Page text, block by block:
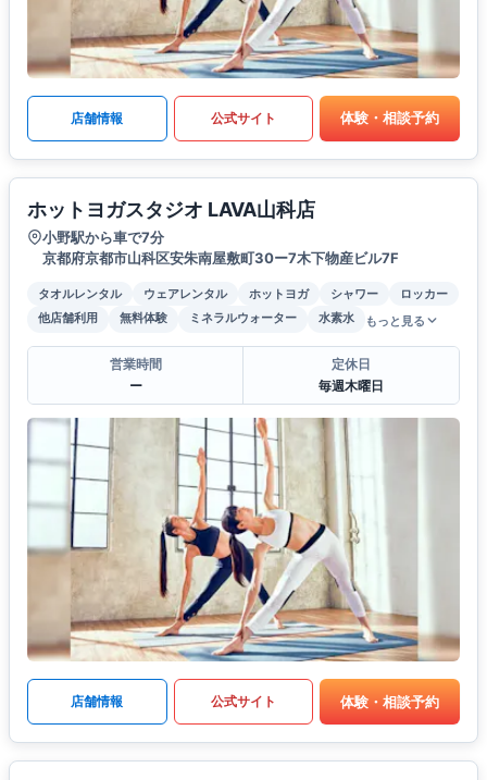
店舗情報 公式サイト 体験・相談予約
ホットヨガスタジオ LAVA山科店
小野駅から車で7分
京都府京都市山科区安朱南屋敷町30ー7木下物産ビル7F
タオルレンタル ウェアレンタル ホットヨガ シャワー
ロッカー
他店舗利用
無料体験 ミネラルウォーター 水素水 もっと見る
営業時間
ー
定休日
毎週木曜日
店舗情報 公式サイト 体験・相談予約